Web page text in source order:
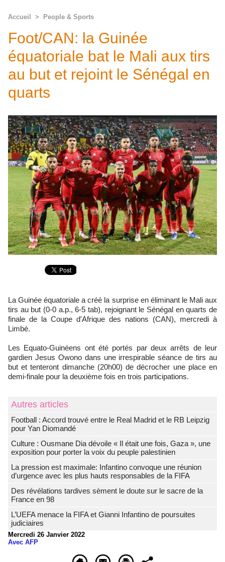
Accueil > People & Sports
Foot/CAN: la Guinée
équatoriale bat le Mali aux tirs
au but et rejoint le Sénégal en
quarts
La Guinée équatoriale a créé la surprise en éliminant le Mali aux
tirs au but (0-0 a.p., 6-5 tab), rejoignant le Sénégal en quarts de
finale de la Coupe d'Afrique des nations (CAN), mercredi à
Limbé.
Les Equato-Guinéens ont été portés par deux arrêts de leur
gardien Jesus Owono dans une irrespirable séance de tirs au
but et tenteront dimanche (20h00) de décrocher une place en
demi-finale pour la deuxième fois en trois participations.
Autres articles
Football : Accord trouvé entre le Real Madrid et le RB Leipzig
pour Yan Diomandé
Culture : Ousmane Dia dévoile « Il était une fois, Gaza », une
exposition pour porter la voix du peuple palestinien
La pression est maximale: Infantino convoque une réunion
d’urgence avec les plus hauts responsables de la FIFA
Des révélations tardives sèment le doute sur le sacre de la
France en 98
L’UEFA menace la FIFA et Gianni Infantino de poursuites
judiciaires
Mercredi 26 Janvier 2022
Avec AFP